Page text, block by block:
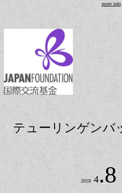
more info
テューリンゲンバ
2018 4.8